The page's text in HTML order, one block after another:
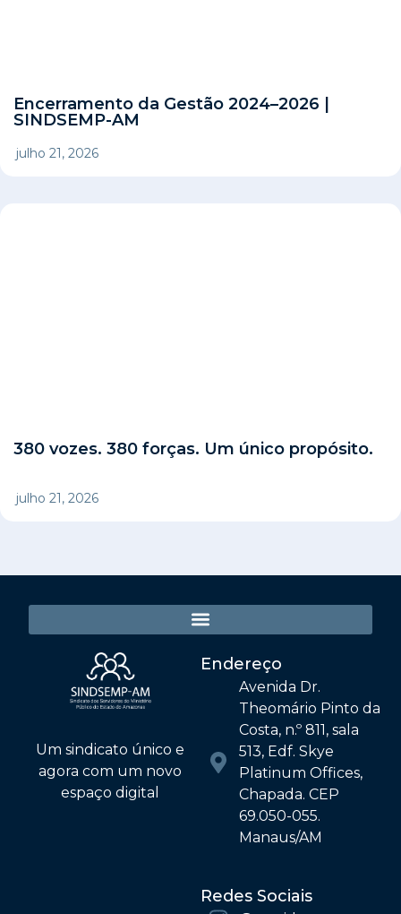
Encerramento da Gestão 2024–2026 |
SINDSEMP-AM
julho 21, 2026
380 vozes. 380 forças. Um único propósito.
julho 21, 2026
Um sindicato único e
agora com um novo
espaço digital
Endereço
Avenida Dr.
Theomário Pinto da
Costa, n.º 811, sala
513, Edf. Skye
Platinum Offices,
Chapada. CEP
69.050-055.
Manaus/AM
Redes Sociais